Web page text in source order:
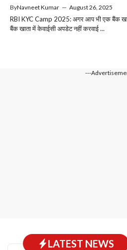
ByNavneet Kumar — August 26, 2025
RBI KYC Camp 2025: अगर आप भी एक बैंक
बैंक खाता में केवाईसी अपडेट नहीं करवाई ...
---
LATEST NEWS